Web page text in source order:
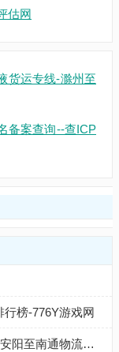
估网
货运专线-滁州至
备案查询--查ICP
榜-776Y游戏网
安阳到南通物流专线-安阳到南通货运专线-安阳至南通物流公司-就发物流网